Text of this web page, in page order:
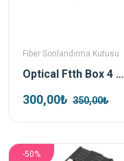
Fiber Sonlandırma Kutusu
Optical Ftth Box 4 Ports Boş SonlandIrma Kutusu
300,00₺ 350,00₺
-50%